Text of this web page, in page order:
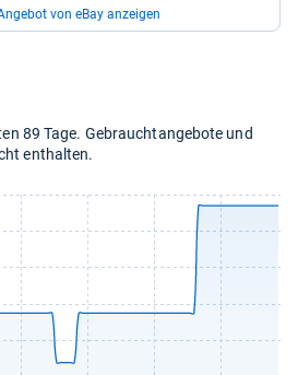
von eBay anzeigen
89 Tage. Gebrauchtangebote und
enthalten.